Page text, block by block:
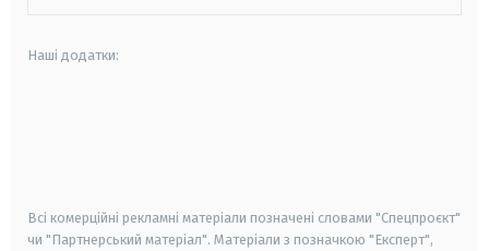
Наші додатки:
Всі комерційні рекламні матеріали позначені словами "Спецпроєкт"
чи "Партнерський матеріал". Матеріали з позначкою "Експерт",